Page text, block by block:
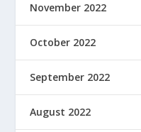
November 2022
October 2022
September 2022
August 2022